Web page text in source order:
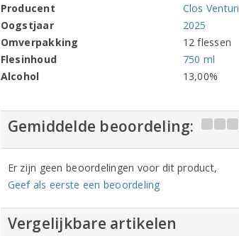
Producent
Clos Venturi
Oogstjaar
2025
Omverpakking
12 flessen
Flesinhoud
750 ml
Alcohol
13,00%
Gemiddelde beoordeling:
Er zijn geen beoordelingen voor dit product,
Geef als eerste een beoordeling
Vergelijkbare artikelen